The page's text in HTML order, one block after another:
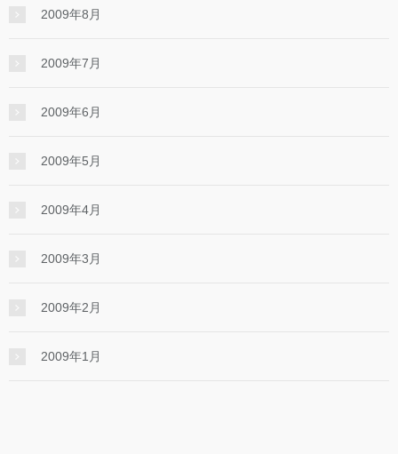
2009年8月
2009年7月
2009年6月
2009年5月
2009年4月
2009年3月
2009年2月
2009年1月